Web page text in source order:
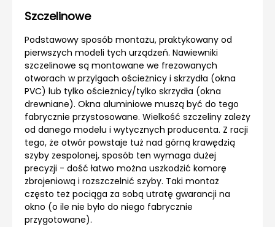
Szczelinowe
Podstawowy sposób montażu, praktykowany od
pierwszych modeli tych urządzeń. Nawiewniki
szczelinowe są montowane we frezowanych
otworach w przylgach ościeżnicy i skrzydła (okna
PVC) lub tylko ościeżnicy/tylko skrzydła (okna
drewniane). Okna aluminiowe muszą być do tego
fabrycznie przystosowane. Wielkość szczeliny zależy
od danego modelu i wytycznych producenta. Z racji
tego, że otwór powstaje tuż nad górną krawędzią
szyby zespolonej, sposób ten wymaga dużej
precyzji - dość łatwo można uszkodzić komorę
zbrojeniową i rozszczelnić szyby. Taki montaż
często też pociąga za sobą utratę gwarancji na
okno (o ile nie było do niego fabrycznie
przygotowane).